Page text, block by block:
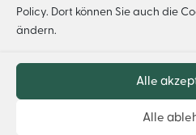
Policy. Dort können Sie auch die
ändern.
Alle
Alle